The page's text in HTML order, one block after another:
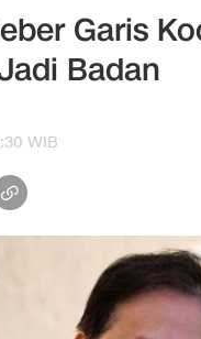
Garis
Badan
WIB